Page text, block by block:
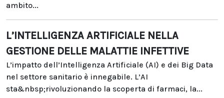
ambito...
L’INTELLIGENZA ARTIFICIALE NELLA
GESTIONE DELLE MALATTIE INFETTIVE
L’impatto dell’Intelligenza Artificiale (AI) e dei Big Data
nel settore sanitario è innegabile. L’AI
sta&nbsp;rivoluzionando la scoperta di farmaci, la...